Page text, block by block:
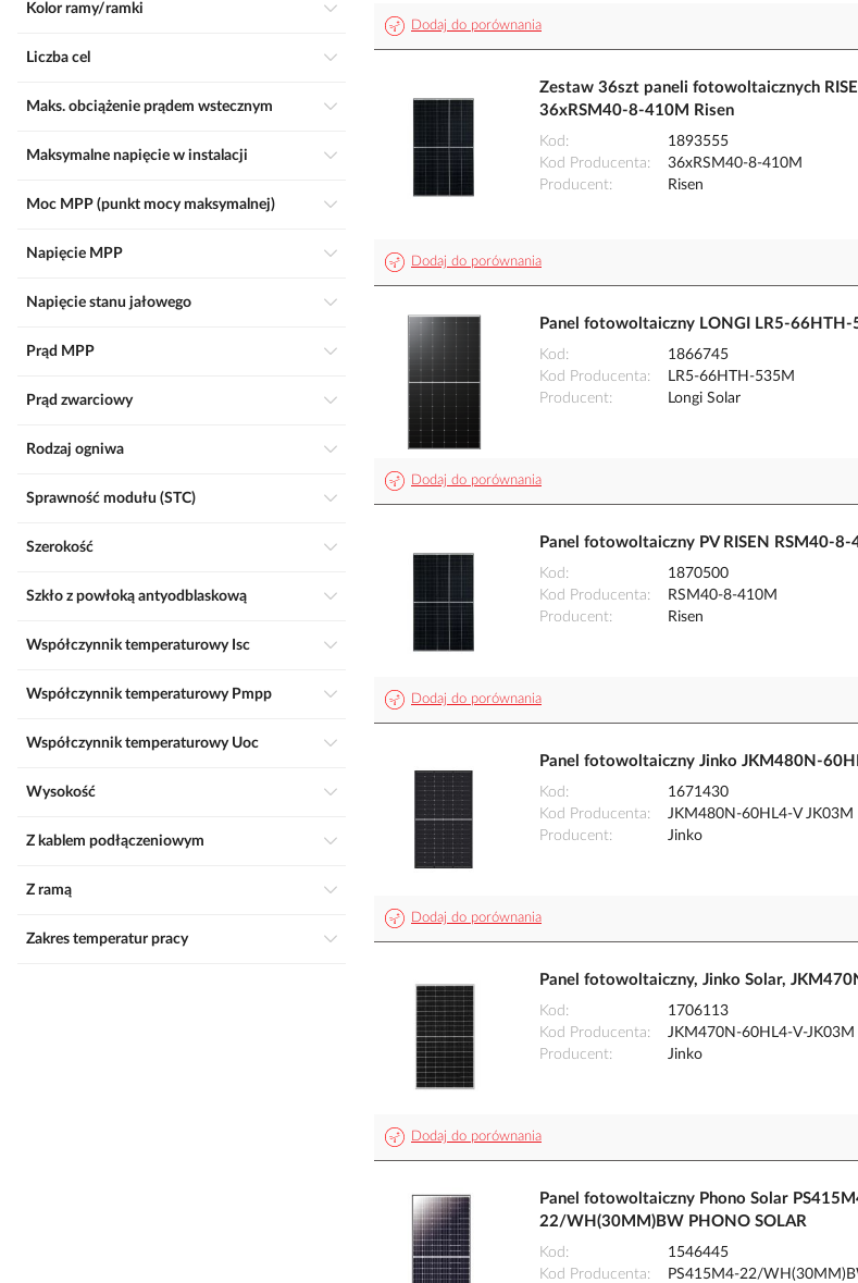
Dodaj do porównania
Zestaw 36szt paneli fotowoltaicznych
36xRSM40-8-410M Risen
Kod
1893555
Kod Producenta
36xRSM40-8-410M
Producent
Risen
Dodaj do porównania
Panel fotowoltaiczny LONGI LR5-
Kod
1866745
Kod Producenta
LR5-66HTH-535M
Producent
Longi Solar
Dodaj do porównania
Panel fotowoltaiczny PV RISEN RSM40-
Kod
1870500
Kod Producenta
RSM40-8-410M
Producent
Risen
Dodaj do porównania
Panel fotowoltaiczny Jinko JKM480N-
Kod
1671430
Kod Producenta
JKM480N-60HL4-V JK03M
Producent
Jinko
Dodaj do porównania
Panel fotowoltaiczny, Jinko Solar,
Kod
1706113
Kod Producenta
JKM470N-60HL4-V-JK03M
Producent
Jinko
Dodaj do porównania
Panel fotowoltaiczny Phono Solar
22/WH(30MM)BW PHONO SOLAR
Kod
1546445
Kod Producenta
PS415M4-22/
Kolor ramy/ramki
Liczba cel
Maks. obciążenie prądem wstecznym
Maksymalne napięcie w instalacji
Moc MPP (punkt mocy maksymalnej)
Napięcie MPP
Napięcie stanu jałowego
Prąd MPP
Prąd zwarciowy
Rodzaj ogniwa
Sprawność modułu (STC)
Szerokość
Szkło z powłoką antyodblaskową
Współczynnik temperaturowy Isc
Współczynnik temperaturowy Pmpp
Współczynnik temperaturowy Uoc
Wysokość
Z kablem podłączeniowym
Z ramą
Zakres temperatur pracy